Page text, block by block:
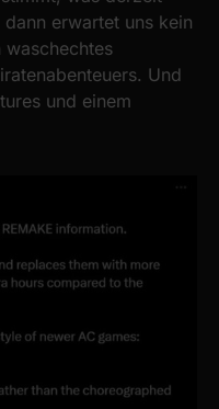
erwartet uns kein
waschechtes
Und
und einem